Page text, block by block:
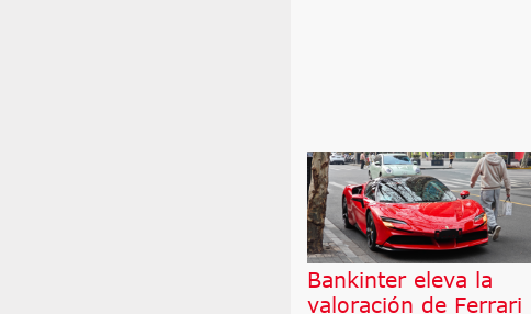
Bankinter eleva la
valoración de Ferrari